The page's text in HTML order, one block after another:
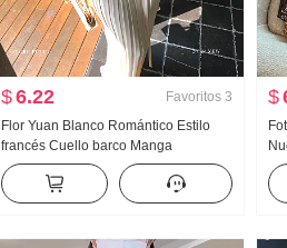
$6.22 Favoritos 3
Flor Yuan Blanco Romántico Estilo
francés Cuello barco Manga
murciélago Suéter Encaje Interior
Partido Mujer Primavera tejido de
punto Falda corta Conjunto
$